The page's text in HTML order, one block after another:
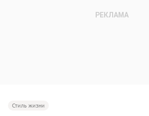
Стиль жизни